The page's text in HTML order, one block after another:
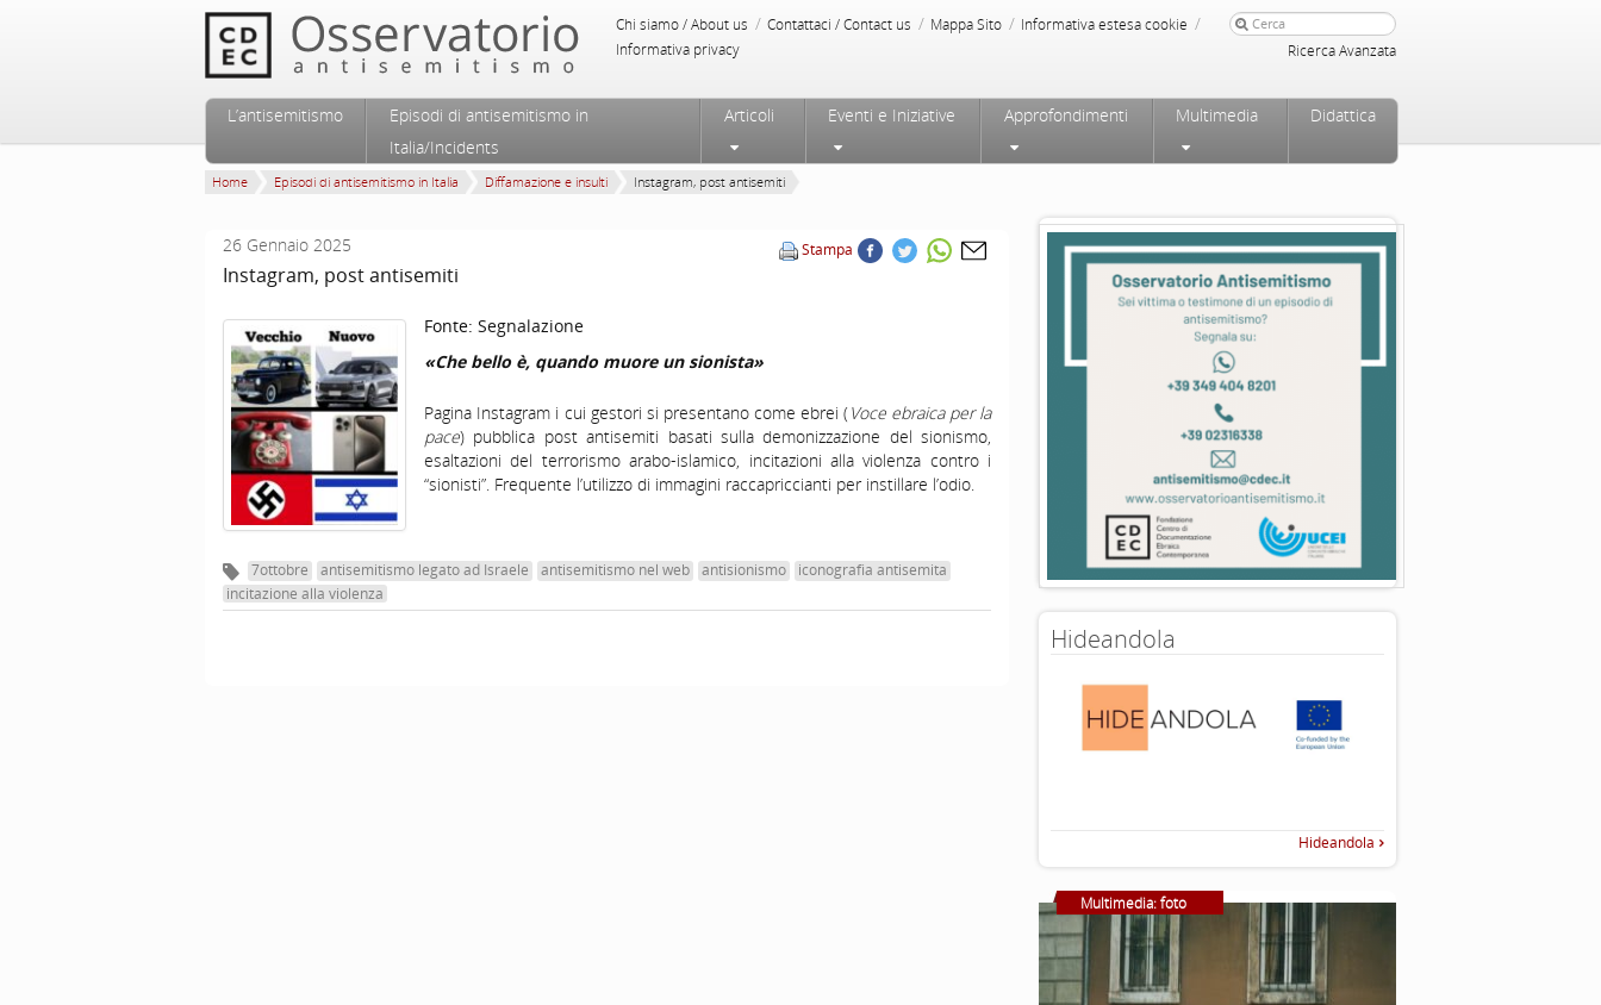
Chi siamo / About us / Contattaci / Contact us / Mappa Sito / Informativa estesa cookie /
Informativa privacy Ricerca Avanzata
Menu principale
Vai al contenuto principale
Vai al contenuto secondario
L’antisemitismo
Episodi di antisemitismo in
Italia/Incidents
Articoli Eventi e Iniziative Approfondimenti Multimedia Didattica
Home Episodi di antisemitismo in Italia Diffamazione e insulti Instagram, post antisemiti
Stampa
26 Gennaio 2025
Instagram, post antisemiti
Fonte: Segnalazione
«Che bello è, quando muore un sionista»
Pagina Instagram i cui gestori si presentano come ebrei (Voce ebraica per la
pace) pubblica post antisemiti basati sulla demonizzazione del sionismo,
esaltazioni del terrorismo arabo-islamico, incitazioni alla violenza contro i
“sionisti”. Frequente l’utilizzo di immagini raccapriccianti per instillare l’odio.
7ottobre antisemitismo legato ad Israele antisemitismo nel web antisionismo
iconografia antisemita
incitazione alla violenza
Hideandola
Hideandola
Multimedia: foto